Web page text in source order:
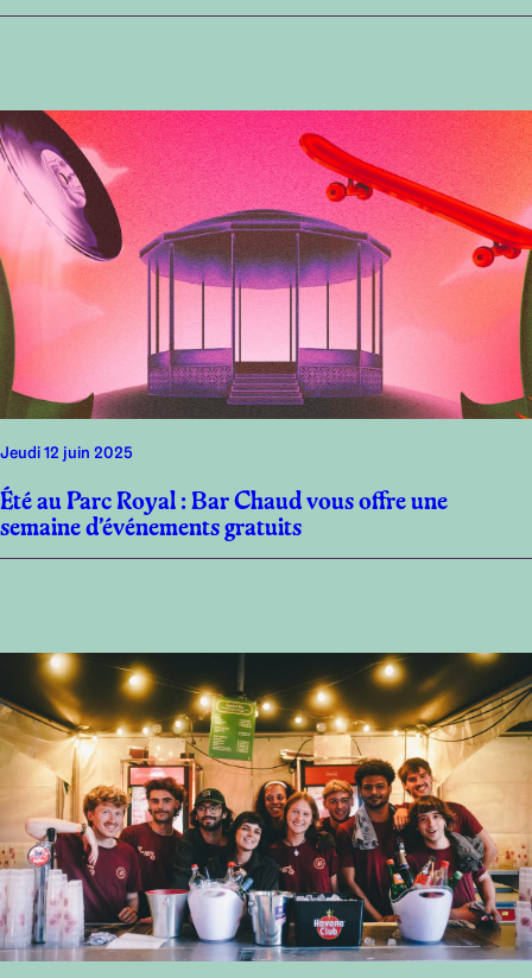
jeudi 12 juin 2025
Été au Parc Royal : Bar Chaud vous offre une
semaine d’événements gratuits